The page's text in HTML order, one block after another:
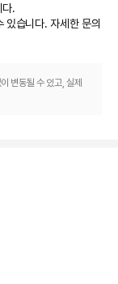
다.
있습니다. 자세한 문의
변동될 수 있고, 실제